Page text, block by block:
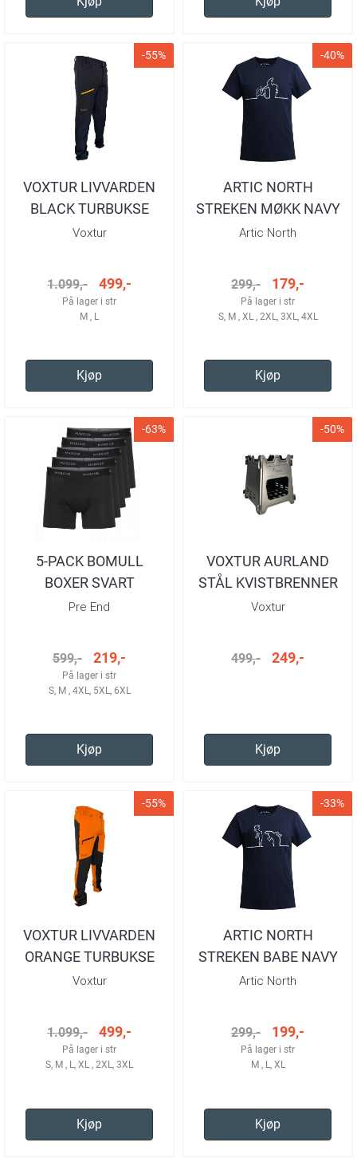
-55%
VOXTUR LIVVARDEN
BLACK TURBUKSE
HERRE
Voxtur
1.099,- 499,-
På lager i str
M , L
Kjøp
-40%
ARTIC NORTH
STREKEN MØKK NAVY
T-SKJORTE HERRE
Artic North
299,- 179,-
På lager i str
S, M , XL , 2XL, 3XL, 4XL
Kjøp
-63%
5-PACK BOMULL
BOXER SVART
Pre End
599,- 219,-
På lager i str
S, M , 4XL, 5XL, 6XL
Kjøp
-50%
VOXTUR AURLAND
STÅL KVISTBRENNER
Voxtur
499,- 249,-
Kjøp
-55%
VOXTUR LIVVARDEN
ORANGE TURBUKSE
HERRE
Voxtur
1.099,- 499,-
På lager i str
S, M , L, XL , 2XL, 3XL
Kjøp
-33%
ARTIC NORTH
STREKEN BABE NAVY
T-SKJORTE HERRE
Artic North
299,- 199,-
På lager i str
M , L, XL
Kjøp